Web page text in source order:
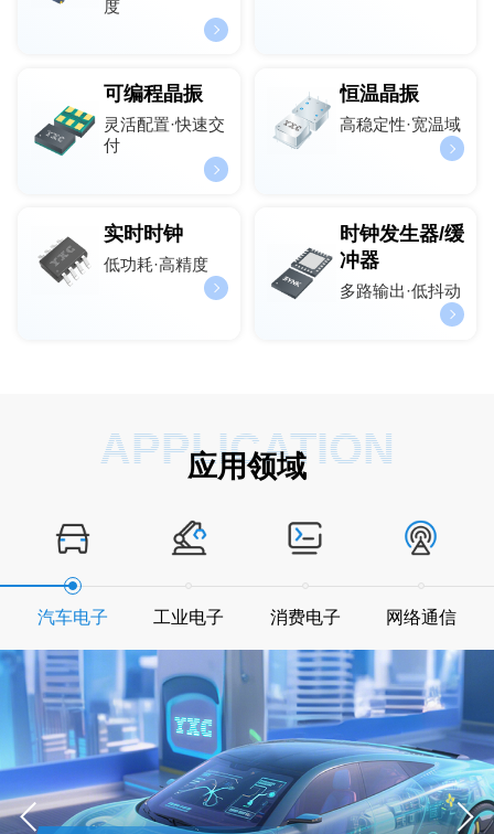
度
可编程晶振
灵活配置·快速交
付
恒温晶振
高稳定性·宽温域
实时时钟
低功耗·高精度
时钟发生器/缓
冲器
多路输出·低抖动
APPLICATION
应用领域
汽车电子 工业电子 消费电子 网络通信